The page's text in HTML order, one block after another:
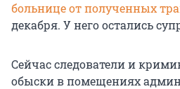
больнице от полученных
декабря. У него остались
Сейчас следователи и
обыски в помещениях